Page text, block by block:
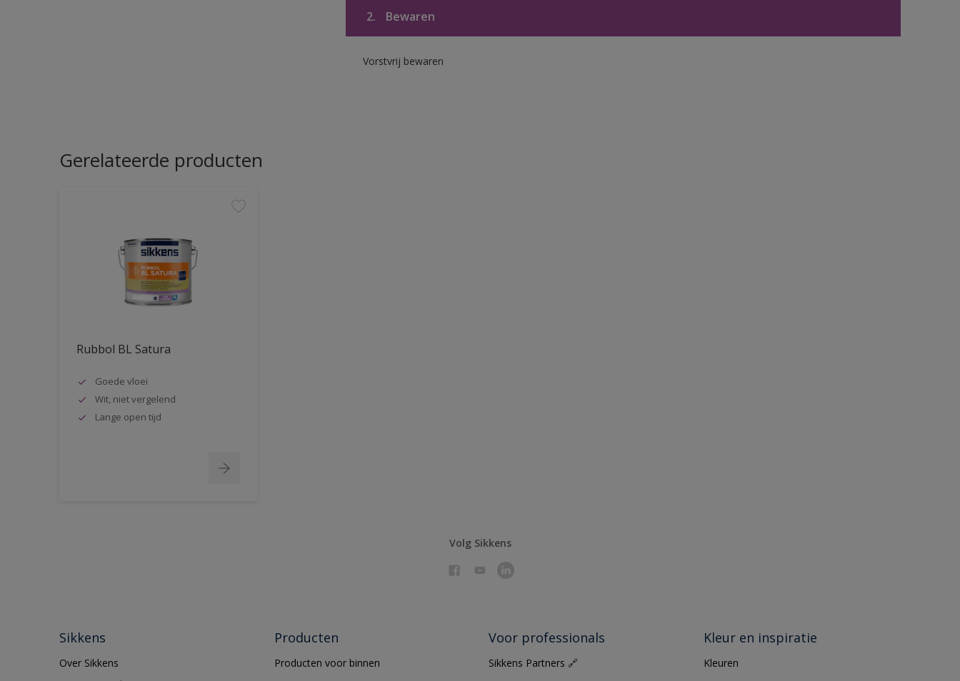
2. Bewaren
Vorstvrij bewaren
Gerelateerde producten
Rubbol BL Satura
Goede vloei
Wit, niet vergelend
Lange open tijd
Volg Sikkens
Sikkens
Over Sikkens
Producten
Producten voor binnen
Voor professionals
Sikkens Partners 🔗
Kleur en inspiratie
Kleuren